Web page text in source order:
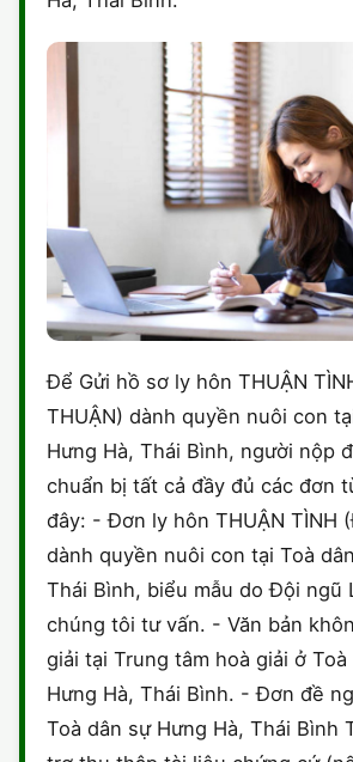
Để Gửi hồ sơ ly hôn THUẬN
THUẬN) dành quyền nuôi con
Hưng Hà, Thái Bình, người nộp
chuẩn bị tất cả đầy đủ các đơn
đây: - Đơn ly hôn THUẬN TÌNH
dành quyền nuôi con tại Toà
Thái Bình, biểu mẫu do Đội ngũ
chúng tôi tư vấn. - Văn bản
giải tại Trung tâm hoà giải ở Toà
Hưng Hà, Thái Bình. - Đơn đề
Toà dân sự Hưng Hà, Thái Bình